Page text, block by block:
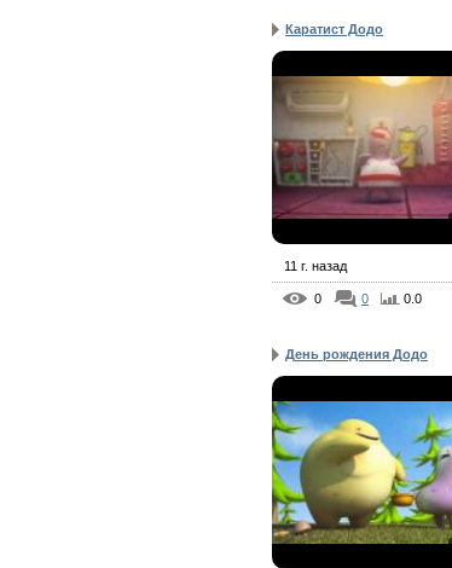
Каратист Додо
11 г. назад
0 0 0.0
День рождения Додо